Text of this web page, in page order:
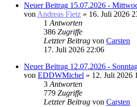
Neuer Beitrag 15.07.2026 -
von Andreas Fietz » 16. Juli 2026
1 Antworten
386 Zugriffe
Letzter Beitrag von Carsten
17. Juli 2026 22:06
Neuer Beitrag 12.07.2026 -
von EDDWMichel » 12. Juli 2026
3 Antworten
779 Zugriffe
Letzter Beitrag von Carsten